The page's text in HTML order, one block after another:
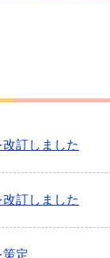
訂しました
訂しました
定